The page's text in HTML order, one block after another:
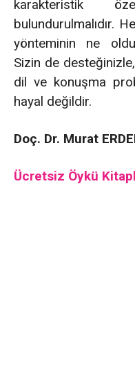
karakteristik
bulundurulmalıdır.
yönteminin ne
Sizin de
dil ve konuşma
hayal değildir.
Doç. Dr. Murat
Ücretsiz Öykü